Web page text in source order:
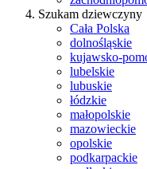
Szukam dziewczyny
Cała Polska
dolnośląskie
kujawsko-
lubelskie
lubuskie
łódzkie
małopolskie
mazowieckie
opolskie
podkarpackie